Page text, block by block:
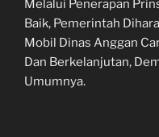
Melalui Penerapan
Baik, Pemerintah
Mobil Dinas Anggan
Dan Berkelanjutan,
Umumnya.